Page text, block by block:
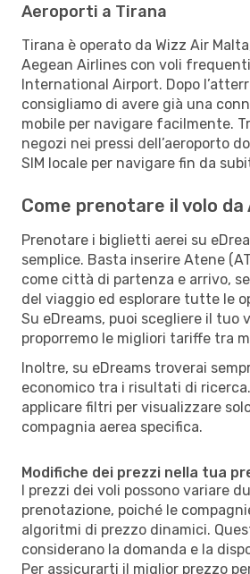
Aeroporti a Tirana
Tirana è operato da Wizz Air
Aegean Airlines con voli
International Airport. Dopo
consigliamo di avere già una
mobile per navigare facilmente.
negozi nei pressi dell’aeroporto
SIM locale per navigare fin da
Come prenotare il volo da
Prenotare i biglietti aerei su
semplice. Basta inserire Atene
come città di partenza e arrivo,
del viaggio ed esplorare tutte le
Su eDreams, puoi scegliere il tuo
proporremo le migliori tariffe tra
Inoltre, su eDreams troverai
economico tra i risultati di
applicare filtri per visualizzare
compagnia aerea specifica.
Modifiche dei prezzi nella tua
I prezzi dei voli possono variare
prenotazione, poiché le
algoritmi di prezzo dinamici.
considerano la domanda e la
Per assicurarti il miglior prezzo